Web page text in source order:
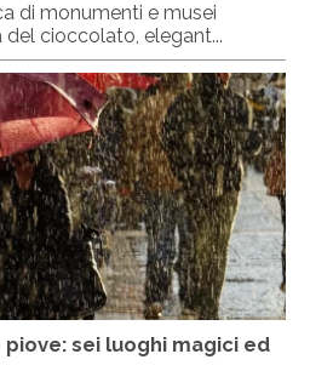
di monumenti e musei
cioccolato, elegant...
sei luoghi magici ed